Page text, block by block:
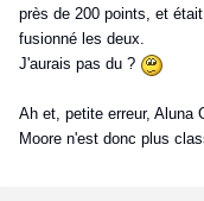
près de 200 points, et
fusionné les deux.
J'aurais pas du ?
Ah et, petite erreur, Aluna
Moore n'est donc plus